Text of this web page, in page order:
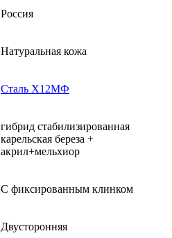
Россия
Натуральная кожа
Сталь Х12МФ
гибрид стабилизированная
карельская береза +
акрил+мельхиор
С фиксированным клинком
Двусторонняя